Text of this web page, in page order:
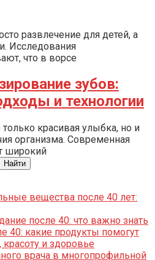
развлечение для детей, а
Исследования
что в ворсе
зубов:
и технологии
красивая улыбка, но и
организма. Современная
широкий
вещества после 40 лет:
после 40: что важно знать
40: какие продукты помогут
и здоровье
врача в многопрофильной